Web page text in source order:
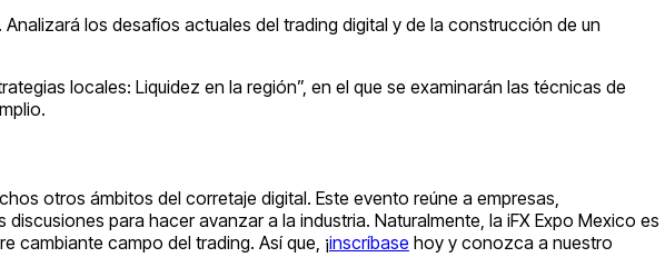
Analizará los desafíos actuales del trading digital y de la construcción de un
locales: Liquidez en la región”, en el que se examinarán las técnicas de
otros ámbitos del corretaje digital. Este evento reúne a empresas,
para hacer avanzar a la industria. Naturalmente, la iFX Expo Mexico es
cambiante campo del trading. Así que, ¡inscríbase hoy y conozca a nuestro